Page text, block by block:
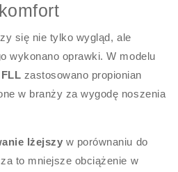
się nie tylko wygląd, ale
wykonano oprawki. W modelu
zastosowano propionian
w branży za wygodę noszenia
lżejszy w porównaniu do
to mniejsze obciążenie w